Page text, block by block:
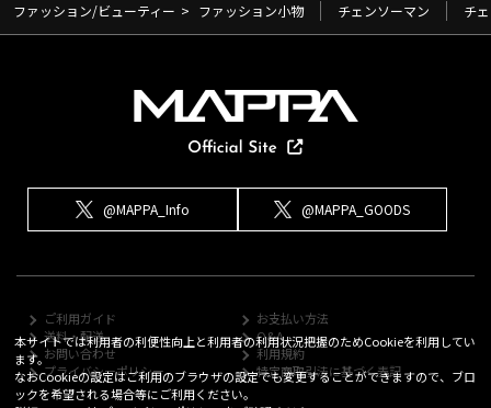
ファッション/ビューティー > ファッション小物 チェンソーマン チ
@MAPPA_Info @MAPPA_GOODS
ご利用ガイド
お支払い方法
送料・配送
Q&A
お問い合わせ
利用規約
プライバシーポリシー
特定商取引法に基づく表記
本サイトでは利用者の利便性向上と利用者の利用状況把握のためCookieを利用してい
ます。
なおCookieの設定はご利用のブラウザの設定でも変更することができますので、ブロ
ックを希望される場合等にご利用ください。